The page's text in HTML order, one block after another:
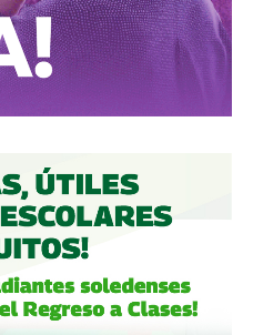
y generado hombres,
y talentos de valor
de la repetición
desde el poder,
filtro del discurso
y miedo,no es un
estado ni país, es un
Matusalen, junto a la